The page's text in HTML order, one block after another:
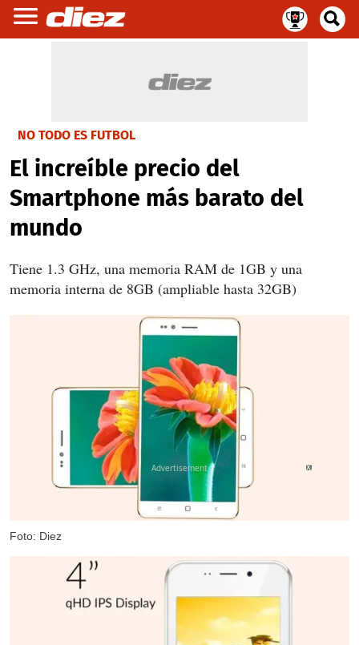
NO TODO ES FUTBOL
El increíble precio del
Smartphone más barato del
mundo
Tiene 1.3 GHz, una memoria RAM de 1GB y una
memoria interna de 8GB (ampliable hasta 32GB)
Foto: Diez
X